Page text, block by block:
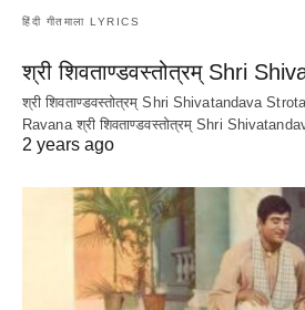
हिंदी गीतमाला LYRICS
श्री शिवताण्डवस्तोत्रम् Shri
श्री शिवताण्डवस्तोत्रम् Shri Shivatandava
Ravana श्री शिवताण्डवस्तोत्रम् Shri
2 years ago